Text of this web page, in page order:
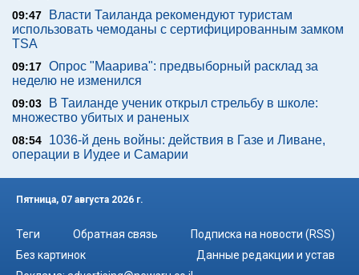
09:47
Власти Таиланда рекомендуют туристам
использовать чемоданы с сертифицированным замком
TSA
09:17 Опрос "Mаарива": предвыборный расклад за
неделю не изменился
09:03
В Таиланде ученик открыл стрельбу в школе:
множество убитых и раненых
08:54
1036-й день войны: действия в Газе и Ливане,
операции в Иудее и Самарии
Пятница, 07 августа 2026 г.
Теги Обратная связь
Подписка на новости (RSS)
Без картинок
Данные редакции и устав